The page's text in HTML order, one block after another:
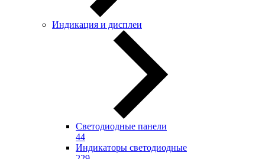
Индикация и дисплеи
Светодиодные панели
44
Индикаторы светодиодные